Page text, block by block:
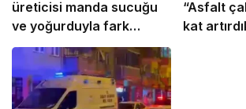
üreticisi manda sucuğu
ve yoğurduyla fark
oluşturdu
“Asfalt
kat